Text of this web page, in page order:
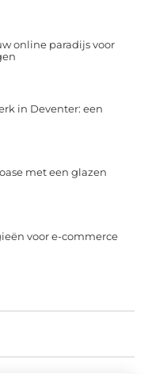
online paradijs voor
in Deventer: een
met een glazen
voor e-commerce